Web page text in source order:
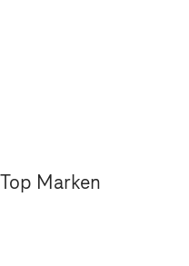
Top Marken